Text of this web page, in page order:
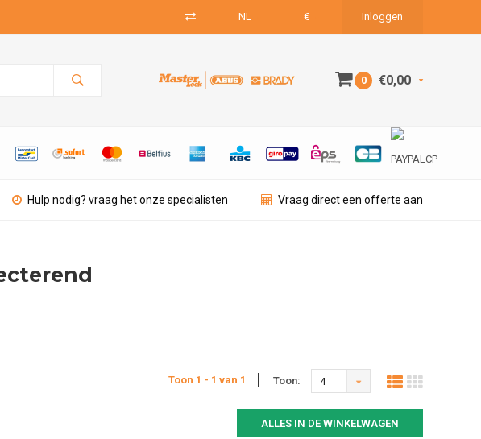
NL € Inloggen
0 €0,00
Hulp nodig? vraag het onze specialisten Vraag direct een offerte aan
Toon 1 - 1 van 1 Toon: 4
ALLES IN DE WINKELWAGEN